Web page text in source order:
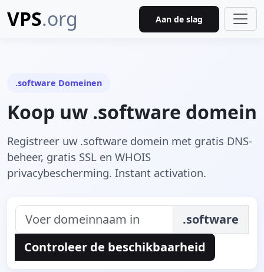
VPS.org Aan de slag
.software Domeinen
Koop uw .software domein
Registreer uw .software domein met gratis DNS-
beheer, gratis SSL en WHOIS
privacybescherming. Instant activation.
.software
Controleer de beschikbaarheid